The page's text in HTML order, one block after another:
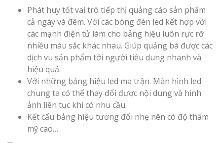
Phát huy tốt vai trò tiếp thị quảng cáo sản phẩm
cả ngày và đêm. Với các bóng đèn led kết hợp với
các mạnh điện tử làm cho bảng hiệu luôn rực rỡ
nhiều màu sắc khác nhau. Giúp quảng bá được các
dịch vu sản phẩm tới người tiêu dung nhanh và
hiệu quả.
Với những bảng hiệu led ma trận. Màn hình led
chung ta có thể thay đổi được nội dung và hình
ảnh liên tục khi có nhu cầu.
Kết cấu bảng hiệu tương đối nhẹ nên có độ thẩm
mỹ cao…
Cáo Tại Vinh Giá Rẻ
Biển Led
Ma Trận
Thi Công